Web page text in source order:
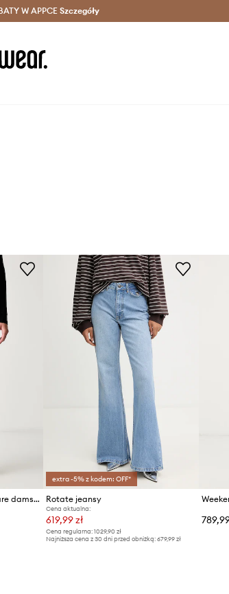
Dostawa nawet w 24h >
W APPCE Szczegóły
Elisabetta Franchi jeansy flare damskie
extra -5% z kodem: OFF*
Rotate jeansy
Cena aktualna:
619,99 zł
Cena regularna: 1029,90 zł
Najniższa cena z 30 dni przed obniżką: 679,99 zł